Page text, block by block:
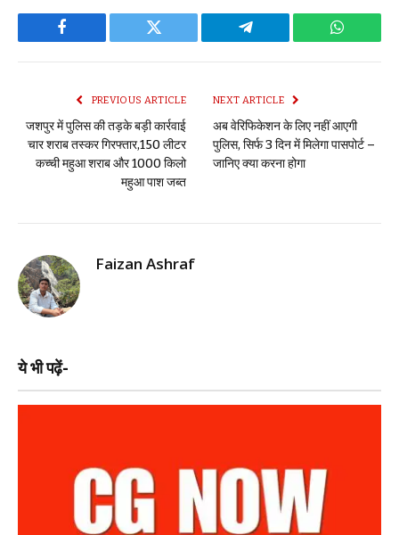
Facebook Twitter Telegram
PREVIOUS ARTICLE
जशपुर में पुलिस की तड़के बड़ी कार्रवाई
चार शराब तस्कर गिरफ्तार,150 लीटर
कच्ची महुआ शराब और 1000 किलो
महुआ पाश जब्त
NEXT ARTICLE
अब वेरिफिकेशन के लिए नहीं आएगी
पुलिस, सिर्फ 3 दिन में मिलेगा पासपोर्ट –
जानिए क्या करना होगा
Faizan Ashraf
ये भी पढ़ें-